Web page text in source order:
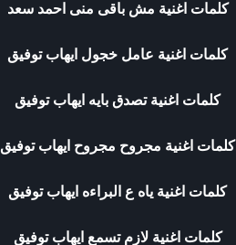
كلمات اغنية مش باقى منى احمد سعد
كلمات اغنية عامل خجول ايهاب توفيق
كلمات اغنية تصدق بايه ايهاب توفيق
كلمات اغنية مجروح مجروح ايهاب توفيق
كلمات اغنية ياه ع البراءه ايهاب توفيق
كلمات اغنية لازم تسمع ايهاب توفيق